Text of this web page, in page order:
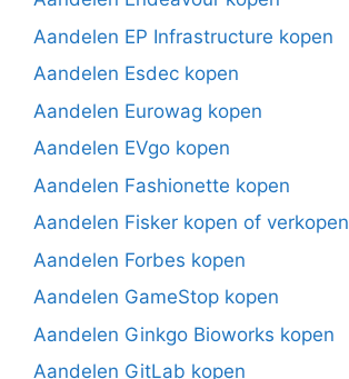
Aandelen EP Infrastructure kopen
Aandelen Esdec kopen
Aandelen Eurowag kopen
Aandelen EVgo kopen
Aandelen Fashionette kopen
Aandelen Fisker kopen of verkopen
Aandelen Forbes kopen
Aandelen GameStop kopen
Aandelen Ginkgo Bioworks kopen
Aandelen GitLab kopen